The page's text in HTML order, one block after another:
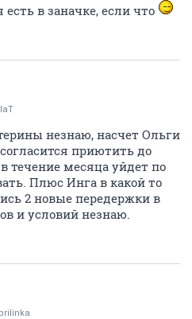
в заначке, если что
незнаю, насчет Ольги
приютить до
течение месяца уйдет по
Плюс Инга в какой то
2 новые передержки в
и условий незнаю.